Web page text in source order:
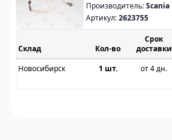
Производитель:Scania
Артикул:2623755
Склад
Срок
доставки
Новосибирск
1 шт. от 4 дн.